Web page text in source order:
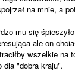
na mnie, a
mu się
ale on
wszelkie
"dobra kraju".